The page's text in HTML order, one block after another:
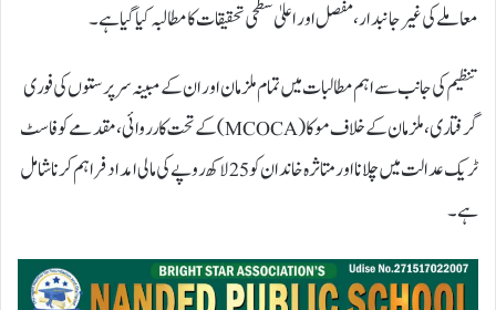
معاملے کی غیرجانبدار، مفصل اور اعلیٰ سطحی تحقیقات کا مطالبہ کیا گیا ہے۔
تنظیم کی جانب سے اہم مطالبات میں تمام ملزمان اور ان کے مبینہ سرپرستوں کی فوری
گرفتاری، ملزمان کے خلاف موکا (MCOCA) کے تحت کارروائی، مقدمے کو فاسٹ
ٹریک عدالت میں چلانا اور متاثرہ خاندان کو 25 لاکھ روپے کی مالی امداد فراہم کرنا شامل
ہے۔